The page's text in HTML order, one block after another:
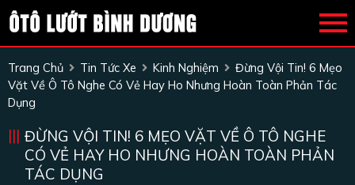
Trang Chủ Tin Tức Xe Kinh Nghiệm
Đừng Vội Tin! 6 Mẹo
Vặt Về Ô Tô Nghe Có Vẻ Hay Ho Nhưng Hoàn Toàn Phản Tác
Dụng
ĐỪNG VỘI TIN! 6 MẸO VẶT VỀ Ô TÔ NGHE
CÓ VẺ HAY HO NHƯNG HOÀN TOÀN PHẢN
TÁC DỤNG